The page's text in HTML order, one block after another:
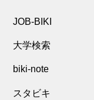
JOB-BIKI
大学検索
biki-note
スタビキ